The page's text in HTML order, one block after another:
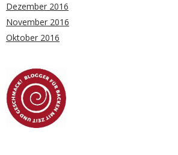
Dezember 2016
November 2016
Oktober 2016